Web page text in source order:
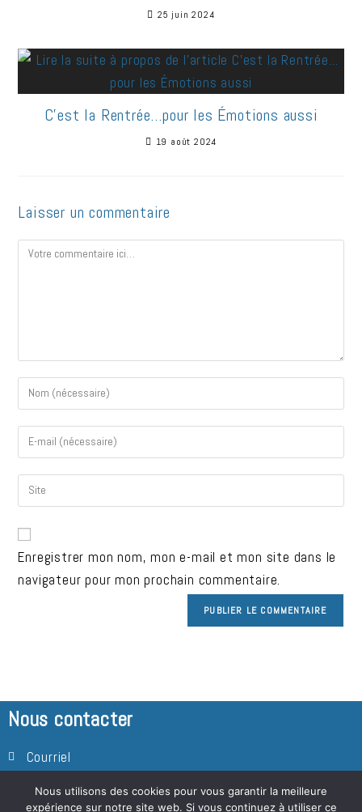
25 juin 2024
C’est la Rentrée…pour les Émotions aussi
19 août 2024
Laisser un commentaire
Enregistrer mon nom, mon e-mail et mon site dans le
navigateur pour mon prochain commentaire.
Nous contacter
Courriel
Nous utilisons des cookies pour vous garantir la meilleure
expérience sur notre site web. Si vous continuez à utiliser ce